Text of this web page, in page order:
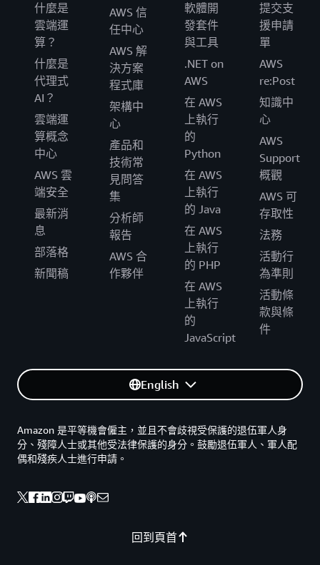
什麼是
雲端運
算？
什麼是
代理式
AI？
雲端運
算概念
中心
AWS 雲
端安全
最新消
息
部落格
新聞稿
AWS 信
任中心
AWS 解
決方案
程式庫
架構中
心
產品和
技術常
見問答
集
分析師
報告
AWS 合
作夥伴
軟體開
發套件
與工具
.NET on
AWS
在 AWS
上執行
的
Python
在 AWS
上執行
的 Java
在 AWS
上執行
的 PHP
在 AWS
上執行
的
JavaScript
提交支
援申請
單
AWS
re:Post
知識中
心
AWS
Support
概觀
AWS 可
存取性
法務
活動行
為準則
活動條
款與條
件
English
回到頁首
Amazon 是平等機會僱主，並且不會歧視受保護的退伍軍人身
分、殘障人士或其他受法律保護的身分。鼓勵退伍軍人、軍人配
偶和殘疾人士進行申請。